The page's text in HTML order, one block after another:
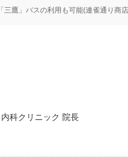
三鷹」バスの利用も可能(連雀通り商
科クリニック 院長